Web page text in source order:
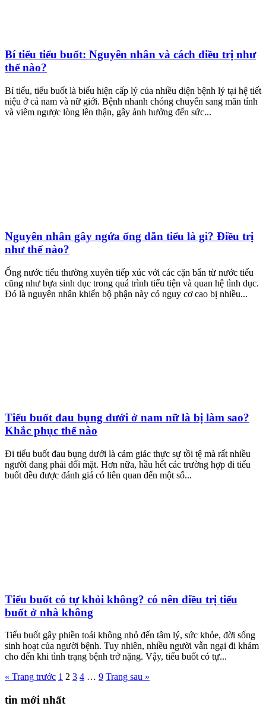
Bí tiểu tiểu buốt: Nguyên nhân và cách điều trị như
thế nào?
Bí tiểu, tiểu buốt là biểu hiện cấp lý của nhiều diện bệnh lý tại hệ tiết
niệu ở cả nam và nữ giới. Bệnh nhanh chóng chuyển sang mãn tính
và viêm ngược lòng lên thận, gây ảnh hưởng đến sức...
Nguyên nhân gây ngứa ống dẫn tiểu là gì? Điều trị
như thế nào?
Ống nước tiểu thường xuyên tiếp xúc với các cặn bẩn từ nước tiểu
cũng như bựa sinh dục trong quá trình tiểu tiện và quan hệ tình dục.
Đó là nguyên nhân khiến bộ phận này có nguy cơ cao bị nhiều...
Tiểu buốt đau bụng dưới ở nam nữ là bị làm sao?
Khắc phục thế nào
Đi tiểu buốt đau bụng dưới là cảm giác thực sự tồi tệ mà rất nhiều
người đang phải đối mặt. Hơn nữa, hầu hết các trường hợp đi tiểu
buốt đều được đánh giá có liên quan đến một số...
Tiểu buốt có tự khỏi không? có nên điều trị tiểu
buốt ở nhà không
Tiểu buốt gây phiền toái không nhỏ đến tâm lý, sức khỏe, đời sống
sinh hoạt của người bệnh. Tuy nhiên, nhiều người vẫn ngại đi khám
cho đến khi tình trạng bệnh trở nặng. Vậy, tiểu buốt có tự...
« Trang trước 1 2 3 4 … 9 Trang sau »
tin mới nhất